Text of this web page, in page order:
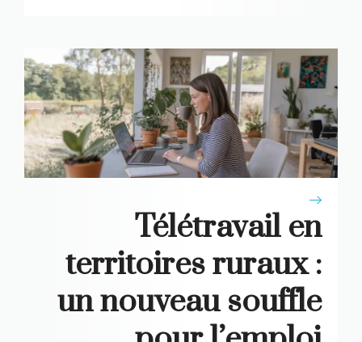
Télétravail en
territoires ruraux :
un nouveau souffle